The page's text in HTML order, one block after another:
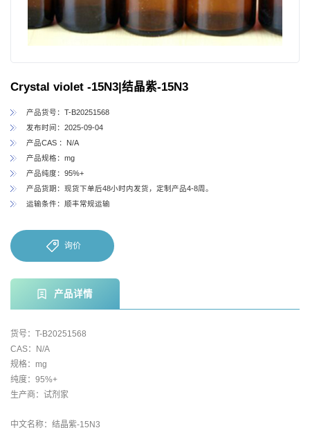
Crystal violet -15N3|结晶紫-15N3
产品货号：T-B20251568
发布时间：2025-09-04
产品CAS ：N/A
产品规格：mg
产品纯度：95%+
产品货期：现货下单后48小时内发货，定制产品4-8周。
运输条件：顺丰常规运输
询价
产品详情
货号：T-B20251568
CAS：N/A
规格：mg
纯度：95%+
生产商：试剂家
中文名称：结晶紫-15N3